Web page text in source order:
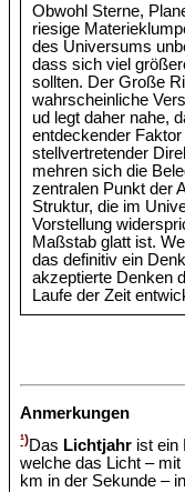
Obwohl Sterne,
riesige
des Universums
dass sich viel
sollten. Der Große
wahrscheinliche
ud legt daher nahe,
entdeckender
stellvertretender
mehren sich die
zentralen Punkt der
Struktur, die im
Vorstellung
Maßstab glatt ist.
das definitiv ein
akzeptierte Denken
Laufe der Zeit
Anmerkungen
¹)Das Lichtjahr ist ein
welche das Licht –
km in der Sekunde –